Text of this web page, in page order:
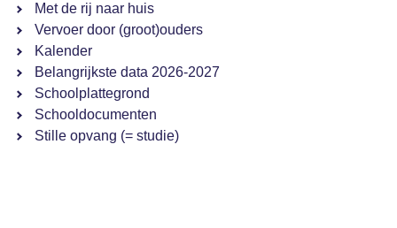
Met de rij naar huis
Vervoer door (groot)ouders
Kalender
Belangrijkste data 2026-2027
Schoolplattegrond
Schooldocumenten
Stille opvang (= studie)